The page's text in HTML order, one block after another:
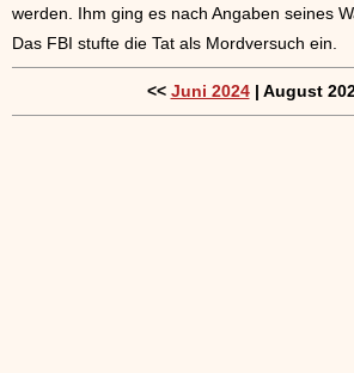
werden. Ihm ging es nach Angaben seines
Das FBI stufte die Tat als Mordversuch ein.
<< Juni 2024| August